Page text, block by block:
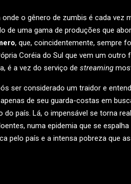
onde o gênero de zumbis é cada vez
de uma gama de produções que
, que, coincidentemente, sempre
Coréia do Sul que vem um
é a vez do serviço de streaming
ser considerado um traidor e
de seu guarda-costas em
do país. Lá, o impensável se torna
numa epidemia que se
pelo país e a intensa pobreza que